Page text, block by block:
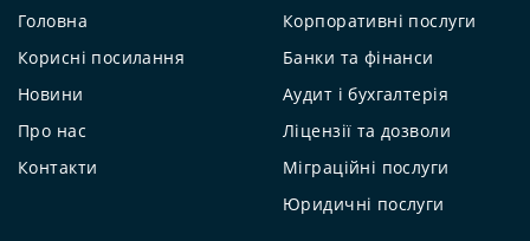
Головна
Корисні посилання
Новини
Про нас
Контакти
Корпоративні послуги
Банки та фінанси
Аудит і бухгалтерія
Ліцензії та дозволи
Міграційні послуги
Юридичні послуги